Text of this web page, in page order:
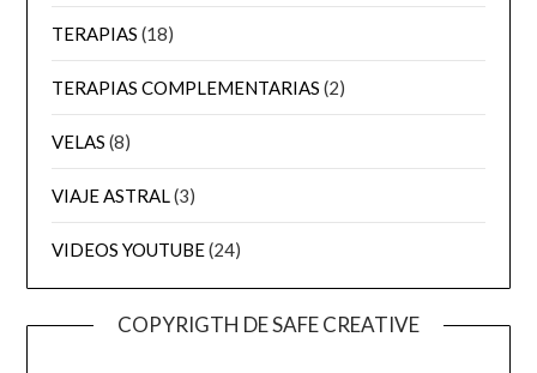
TERAPIAS (18)
TERAPIAS COMPLEMENTARIAS (2)
VELAS (8)
VIAJE ASTRAL(3)
VIDEOS YOUTUBE(24)
COPYRIGTH DE SAFE CREATIVE